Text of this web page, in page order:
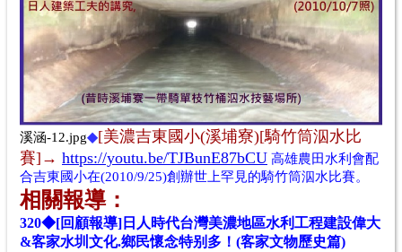
溪涵-12.jpg◆[美濃吉東國小(溪埔寮)[騎竹筒泅水比
賽] → https://youtu.be/TJBunE87bCU 高雄農田水利會配
合吉東國小在(2010/9/25)創辦世上罕見的騎竹筒泅水比賽。
相 關報導：
320◆[回顧報導]日人時代台灣美濃地區水利工程建設偉大
&客家水圳文化.鄉民懷念特别多！(客家文物歷史篇)